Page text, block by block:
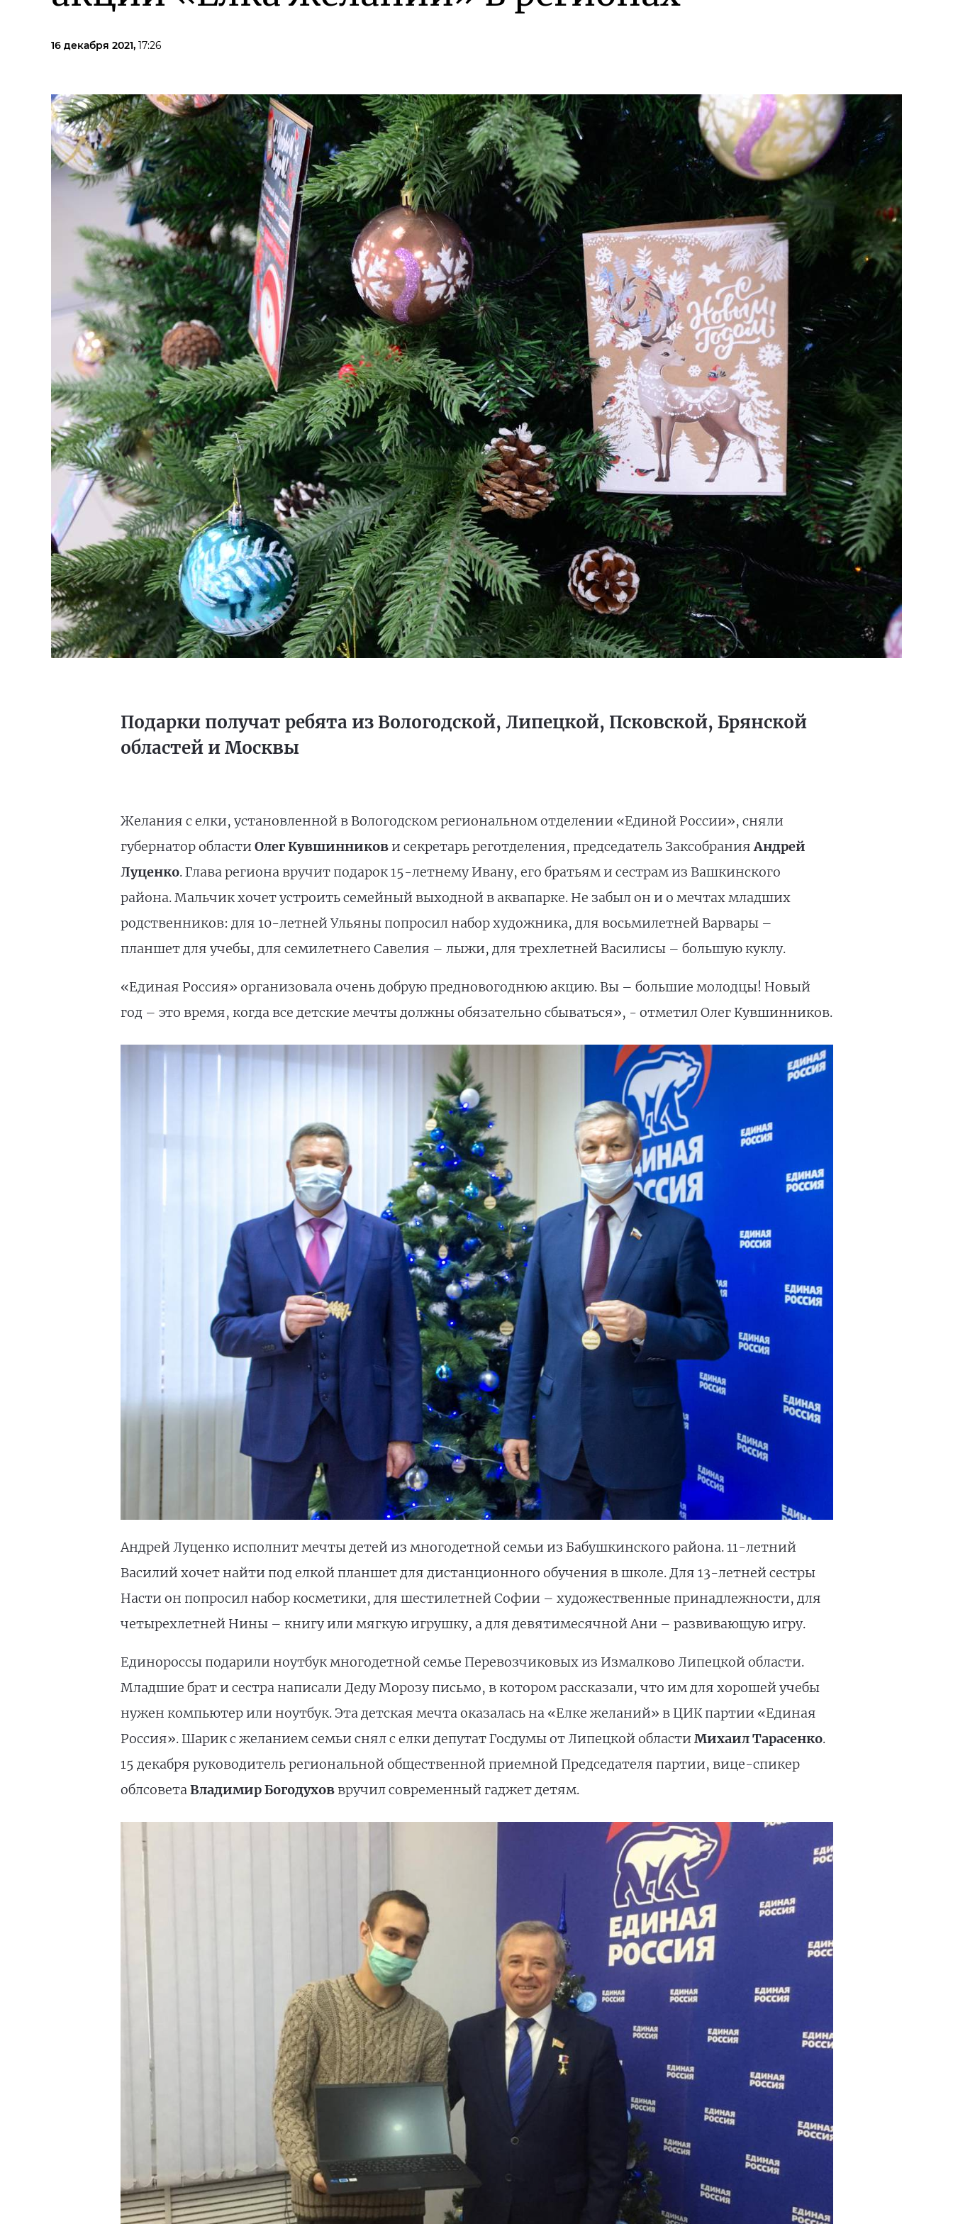
16 декабря 2021, 17:26
Подарки получат ребята из Вологодской, Липецкой, Псковской, Брянской
областей и Москвы
Желания с елки, установленной в Вологодском региональном отделении «Единой России», сняли
губернатор области Олег Кувшинникови секретарь реготделения, председатель ЗаксобранияАндрей
Луценко. Глава региона вручит подарок 15-летнему Ивану, его братьям и сестрам из Вашкинского
района. Мальчик хочет устроить семейный выходной в аквапарке. Не забыл он и о мечтах младших
родственников: для 10-летней Ульяны попросил набор художника, для восьмилетней Варвары –
планшет для учебы, для семилетнего Савелия – лыжи, для трехлетней Василисы – большую куклу.
«Единая Россия» организовала очень добрую предновогоднюю акцию. Вы – большие молодцы! Новый
год – это время, когда все детские мечты должны обязательно сбываться», - отметил Олег Кувшинников.
Андрей Луценко исполнит мечты детей из многодетной семьи из Бабушкинского района. 11-летний
Василий хочет найти под елкой планшет для дистанционного обучения в школе. Для 13-летней сестры
Насти он попросил набор косметики, для шестилетней Софии – художественные принадлежности, для
четырехлетней Нины – книгу или мягкую игрушку, а для девятимесячной Ани – развивающую игру.
Единороссы подарили ноутбук многодетной семье Перевозчиковых из Измалково Липецкой области.
Младшие брат и сестра написали Деду Морозу письмо, в котором рассказали, что им для хорошей учебы
нужен компьютер или ноутбук. Эта детская мечта оказалась на «Елке желаний» в ЦИК партии «Единая
Россия». Шарик с желанием семьи снял с елки депутат Госдумы от Липецкой области Михаил Тарасенко.
15 декабря руководитель региональной общественной приемной Председателя партии, вице-спикер
облсоветаВладимир Богодухов вручил современный гаджет детям.